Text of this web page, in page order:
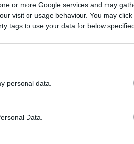
or more Google services and may
visit or usage behaviour. You may
tags to use your data for below
personal data.
Data.
το οποίο συνοδεύτηκε με
ένα.